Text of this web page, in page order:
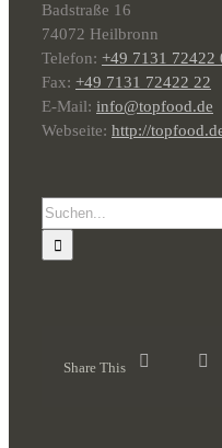
Badstraße 16
74072 Heilbronn
Telefon: +49 7131 72422
Fax: +49 7131 72422 22
E-Mail: info@topfood.de
Webseite: http://
Suche
nach:
Share This